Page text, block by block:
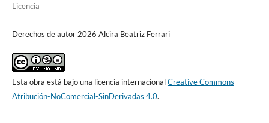
Licencia
Derechos de autor 2026 Alcira Beatriz Ferrari
Esta obra está bajo una licencia internacionalCreative Commons
Atribución-NoComercial-SinDerivadas 4.0.